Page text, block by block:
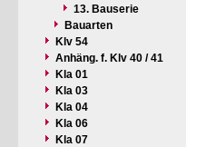
13. Bauserie
Bauarten
Klv 54
Anhäng. f. Klv 40 / 41
Kla 01
Kla 03
Kla 04
Kla 06
Kla 07